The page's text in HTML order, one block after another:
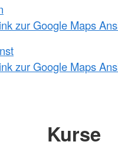
zur Google Maps
zur Google Maps
Kurse